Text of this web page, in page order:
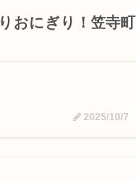
おにぎり！笠寺町
2025/10/7